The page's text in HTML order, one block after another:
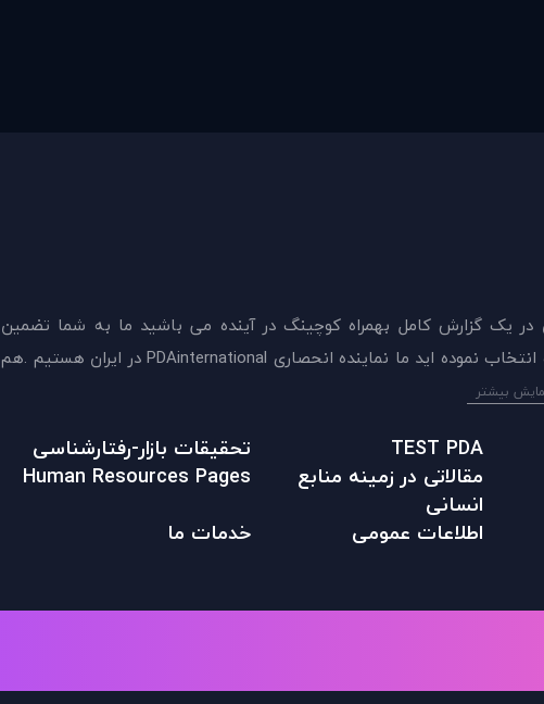
در يک گزارش کامل بهمراه کوچینگ در آینده می باشید ما به شما تضمين
ميدهيم که اکنون بهترين گزينه را برای سنجش و دريافت مشاوره انتخاب نموده ايد ما نماینده انحصاری PDAinternational در ایران هستیم .هم
بیشتر
TEST PDA
تحقیقات بازار-رفتارشناسی
مقالاتی در زمينه منابع
انسانی
Human Resources Pages
اطلاعات عمومی
خدمات ما